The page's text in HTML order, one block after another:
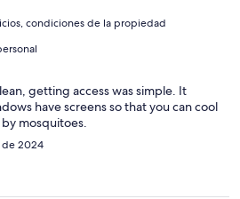
condiciones de la propiedad
getting access was simple. It
have screens so that you can cool
mosquitoes.
de 2024